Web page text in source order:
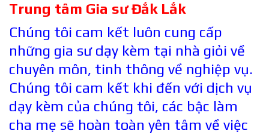
Trung tâm Gia sưĐắk Lắk
Chúng tôi cam kết luôn cung cấp
những gia sư dạy kèm tại nhà giỏi về
chuyên môn, tinh thông về nghiệp vụ.
Chúng tôi cam kết khi đến với dịch vụ
dạy kèm của chúng tôi, các bậc làm
cha mẹ sẽ hoàn toàn yên tâm về việc